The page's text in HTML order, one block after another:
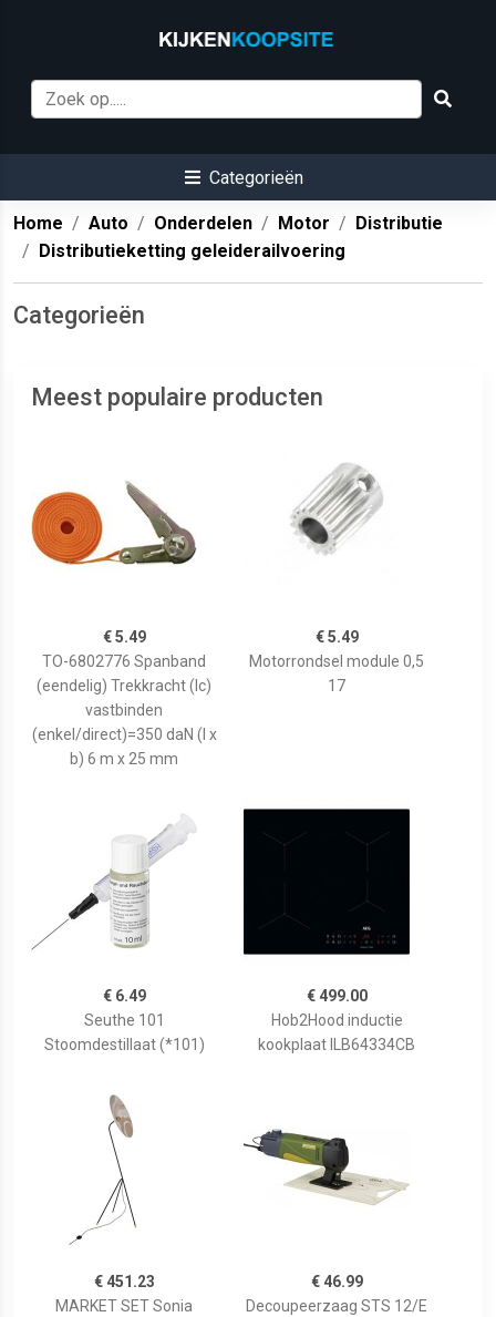
Categorieën
Home Auto Onderdelen Motor
Distributie
Distributieketting geleiderailvoering
Categorieën
Meest populaire producten
€ 5.49
TO-6802776 Spanband
(eendelig) Trekkracht (lc)
vastbinden
(enkel/direct)=350 daN (l x
b) 6 m x 25 mm
€ 5.49
Motorrondsel module 0,5
17
€ 6.49
Seuthe 101
Stoomdestillaat (*101)
€ 499.00
Hob2Hood inductie
kookplaat ILB64334CB
€ 451.23
MARKET SET Sonia
€ 46.99
Decoupeerzaag STS 12/E